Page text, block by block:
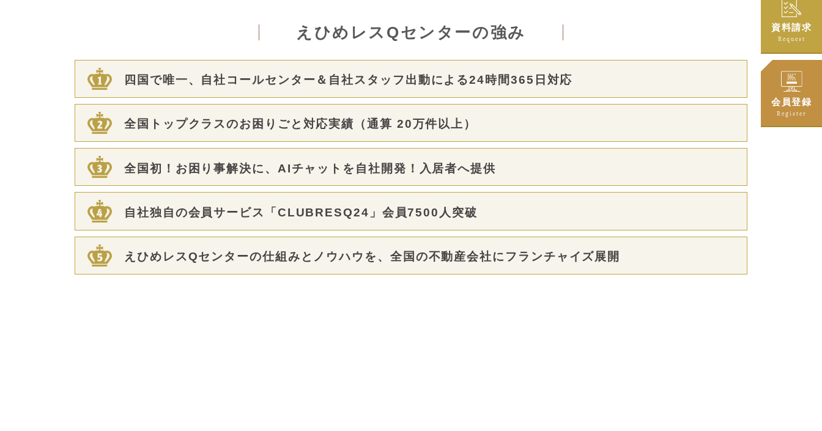
えひめレスQセンターの強み
四国で唯一、自社コールセンター＆自社スタッフ出動による24時間365日対応
全国トップクラスのお困りごと対応実績（通算 20万件以上）
全国初！お困り事解決に、AIチャットを自社開発！入居者へ提供
自社独自の会員サービス「CLUBRESQ24」会員7500人突破
えひめレスQセンターの仕組みとノウハウを、全国の不動産会社にフランチャイズ展開
資料請求
Request
会員登録
Register